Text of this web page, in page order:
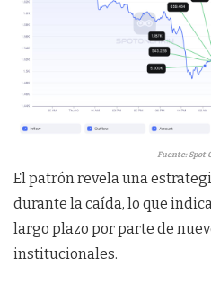
Fuente: Spot
El patrón revela una
durante la caída, lo que
largo plazo por parte de
institucionales.